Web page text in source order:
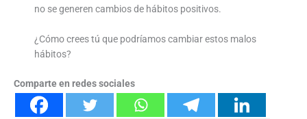
no se generen cambios de hábitos positivos.
¿Cómo crees tú que podríamos cambiar estos malos
hábitos?
Comparte en redes sociales